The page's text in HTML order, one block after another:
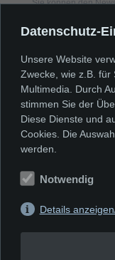
Datenschutz-
Unsere Website
Zwecke, wie z.B. für
Multimedia. Durch
stimmen Sie der
Diese Dienste und
Cookies. Die
werden.
Notwendig
Details